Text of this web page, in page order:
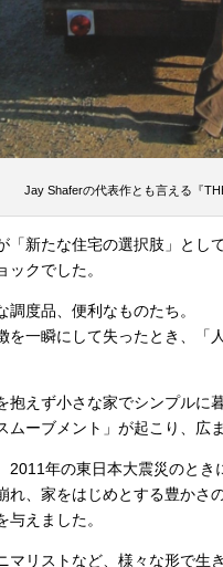
Jay Shaferの代表作とも言える『
「新たな住宅の選択肢」とし
ックでした。
調度品、便利なものたち。
を一瞬にして失ったとき、「
抱えず小さな家でシンプルに
ムーブメント」が起こり、広
2011年の東日本大震災のと
れ、家をはじめとする豊かさ
与えました。
マリストなど、様々な形で生